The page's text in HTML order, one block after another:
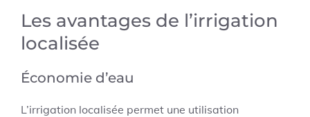
Les avantages de l’irrigation
localisée
Économie d’eau
L’irrigation localisée permet une utilisation